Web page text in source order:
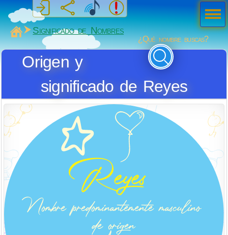
MiSabueso
Significado de Nombres
¿Qué nombre buscas?
Origen y
significado de Reyes
Men
ú